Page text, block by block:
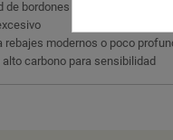
bordones que desees
modernos o poco
carbono para sensibilidad